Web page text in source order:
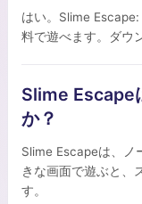
はい。Slime
料で遊べます。ダウ
Slime Escape
か？
Slime Escapeは、ノ
きな画面で遊ぶと、
す。